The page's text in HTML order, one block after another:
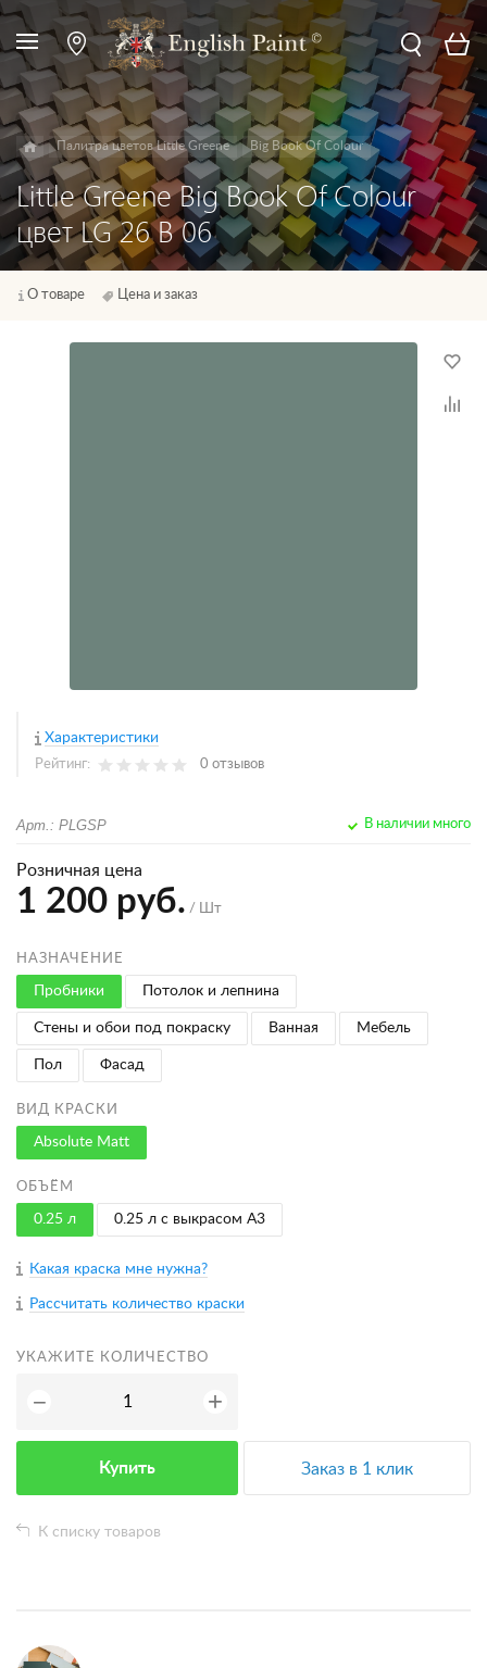
Палитра цветов Little Greene Big Book Of Colour
Little Greene Big Book Of Colour
цвет LG 26 B 06
О товаре Цена и заказ
Характеристики
Рейтинг: 0 отзывов
Арт.: PLGSP В наличии много
Розничная цена
1 200 руб. / Шт
НАЗНАЧЕНИЕ
Пробники Потолок и лепнина
Стены и обои под покраску Ванная Мебель
Пол Фасад
ВИД КРАСКИ
Absolute Matt
ОБЪЁМ
0.25 л 0.25 л с выкрасом A3
Какая краска мне нужна?
Рассчитать количество краски
УКАЖИТЕ КОЛИЧЕСТВО
− +
Купить Заказ в 1 клик
К списку товаров